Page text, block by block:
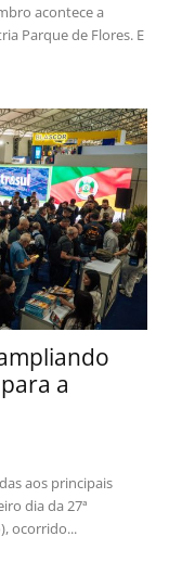
acontece a
Parque de Flores. E
a
aos principais
dia da 27ª
ocorrido...